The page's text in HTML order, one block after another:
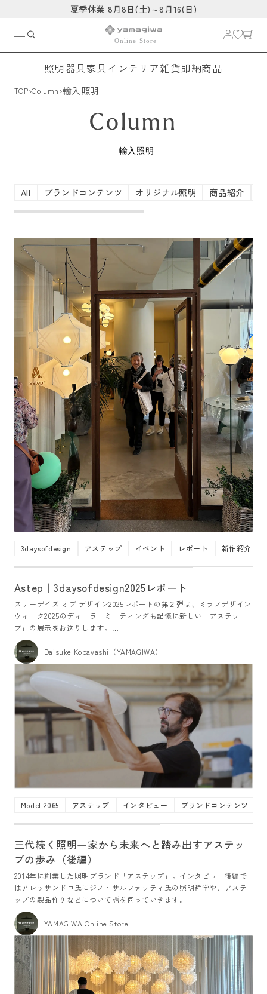
夏季休業 8月8日(土)～8月16(日)
照明器具家具インテリア雑貨即納商品
TOP›Column›輸入照明
Column
輸入照明
All ブランドコンテンツ オリジナル照明 商品紹介
3daysofdesign アステップ イベント レポート 新作紹介
Astep｜3daysofdesign2025レポート
スリーデイズ オブ デザイン2025レポートの第２弾は、ミラノデザイン
ウィーク2025のディーラーミーティングも記憶に新しい「アステッ
プ」の展示をお送りします。
ミラノでは既存モデルを中心とした展示でしたが、今回は初めて目に
する斬新なモデルを体験することができました。
Daisuke Kobayashi（YAMAGIWA）
Model 2065 アステップ インタビュー ブランドコンテンツ
三代続く照明一家から未来へと踏み出すアステッ
プの歩み（後編）
2014年に創業した照明ブランド「アステップ」。インタビュー後編で
はアレッサンドロ氏にジノ・サルファッティ氏の照明哲学や、アステ
ップの製品作りなどについて話を伺っていきます。
YAMAGIWA Online Store